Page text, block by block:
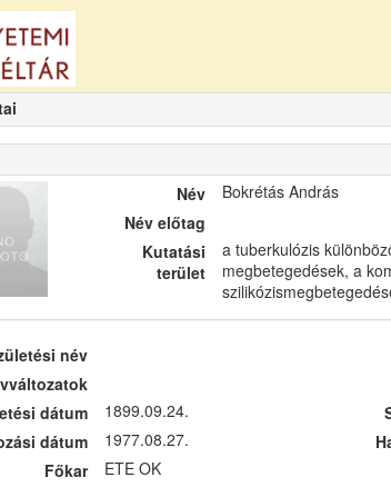
Név
Bokrétás András
Név előtag
Kutatási
terület
a tuberkulózis
megbetegedések, a
név
dátum
1899.09.24.
dátum
1977.08.27.
Főkar
ETE OK